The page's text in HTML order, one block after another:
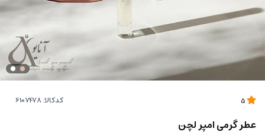
کدکالا:
عطر گرمی امپر لچن